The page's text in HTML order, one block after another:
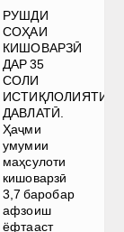
РУШДИ
СОҲАИ
КИШОВАРЗӢ
ДАР 35
СОЛИ
ИСТИҚЛОЛИЯТИ
ДАВЛАТӢ.
Ҳаҷми
умумии
маҳсулоти
кишоварзӣ
3,7 баробар
афзоиш
ёфтааст